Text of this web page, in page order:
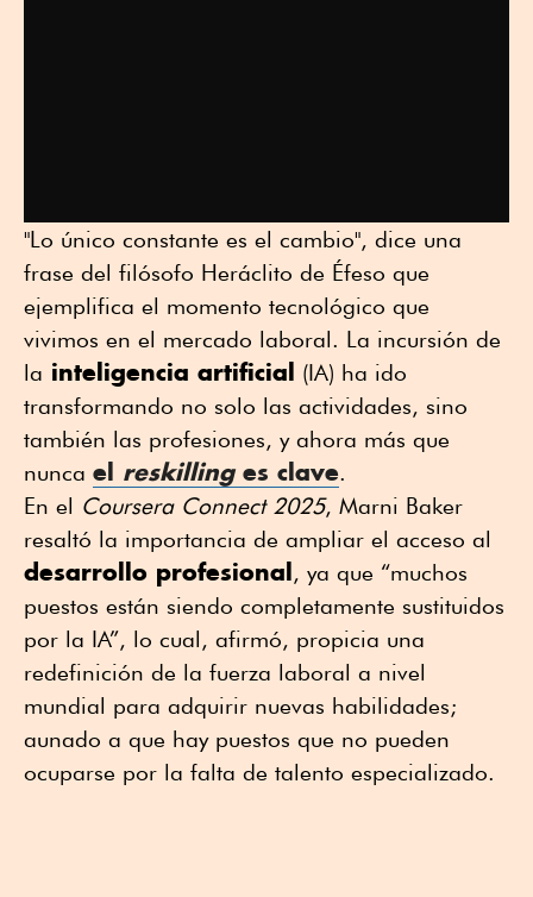
"Lo único constante es el cambio", dice una
frase del filósofo Heráclito de Éfeso que
ejemplifica el momento tecnológico que
vivimos en el mercado laboral. La incursión de
la inteligencia artificial
(IA) ha ido
transformando no solo las actividades, sino
también las profesiones, y ahora más que
nunca el reskilling es clave.
En el Coursera Connect 2025, Marni Baker
resaltó la importancia de ampliar el acceso al
desarrollo profesional , ya que “muchos
puestos están siendo completamente sustituidos
por la IA”, lo cual, afirmó, propicia una
redefinición de la fuerza laboral a nivel
mundial para adquirir nuevas habilidades;
aunado a que hay puestos que no pueden
ocuparse por la falta de talento especializado.